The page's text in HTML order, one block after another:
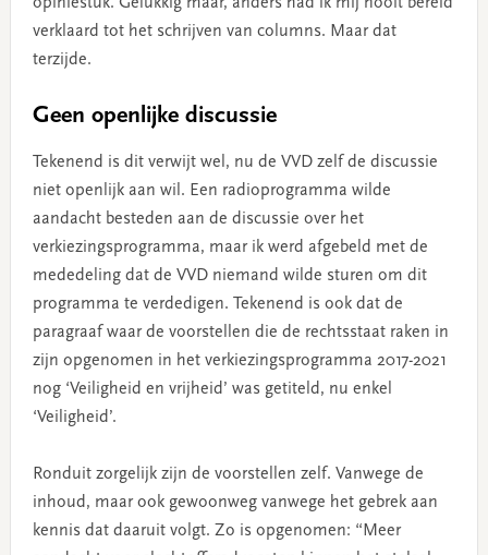
verklaard tot het schrijven van columns. Maar dat
terzijde.
Geen openlijke discussie
Tekenend is dit verwijt wel, nu de VVD zelf de discussie
niet openlijk aan wil. Een radioprogramma wilde
aandacht besteden aan de discussie over het
verkiezingsprogramma, maar ik werd afgebeld met de
mededeling dat de VVD niemand wilde sturen om dit
programma te verdedigen. Tekenend is ook dat de
paragraaf waar de voorstellen die de rechtsstaat raken in
zijn opgenomen in het verkiezingsprogramma 2017-2021
nog ‘Veiligheid en vrijheid’ was getiteld, nu enkel
‘Veiligheid’.
Ronduit zorgelijk zijn de voorstellen zelf. Vanwege de
inhoud, maar ook gewoonweg vanwege het gebrek aan
kennis dat daaruit volgt. Zo is opgenomen: “Meer